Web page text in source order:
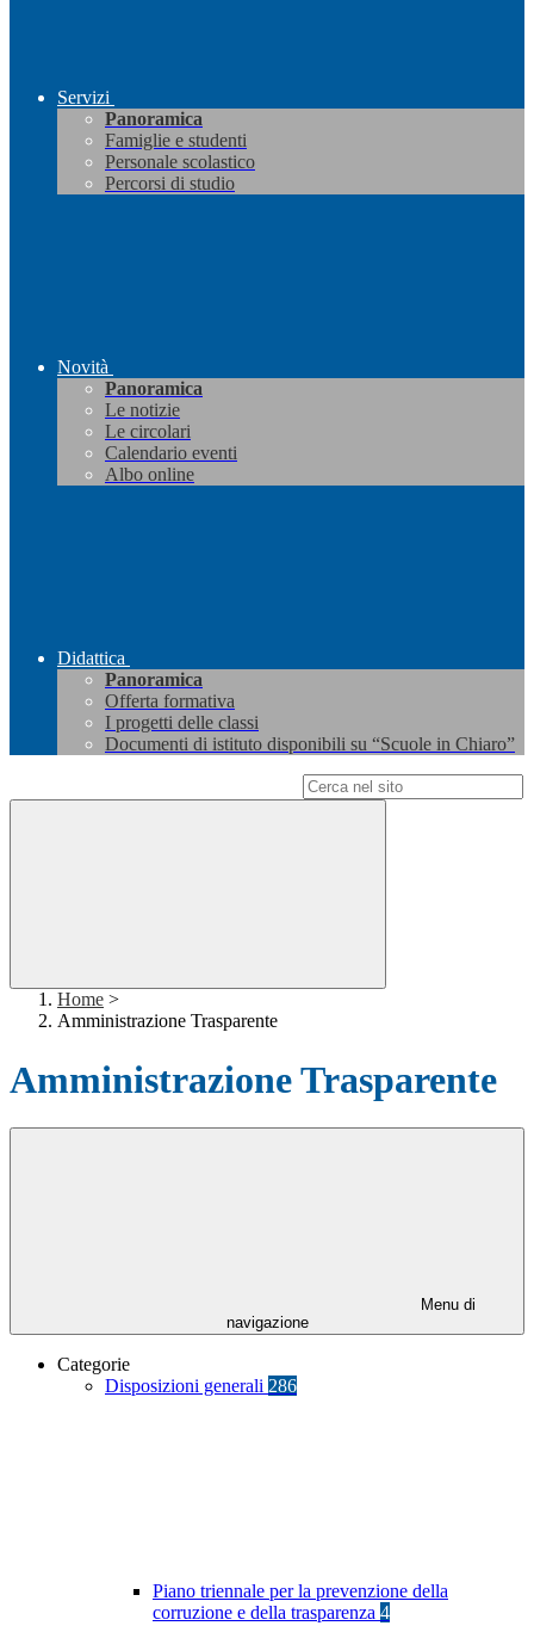
Servizi
Panoramica
Famiglie e studenti
Personale scolastico
Percorsi di studio
Novità
Panoramica
Le notizie
Le circolari
Calendario eventi
Albo online
Didattica
Panoramica
Offerta formativa
I progetti delle classi
Documenti di istituto disponibili su “Scuole in Chiaro”
Home >
Amministrazione Trasparente
Amministrazione Trasparente
Menu di
navigazione
Categorie
Disposizioni generali 286
Piano triennale per la prevenzione della
corruzione e della trasparenza 4